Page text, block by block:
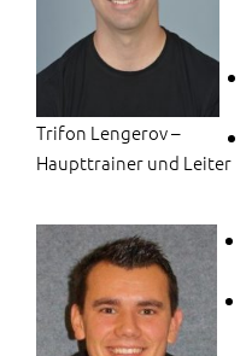
Trifon Lengerov –
Haupttrainer und Leiter